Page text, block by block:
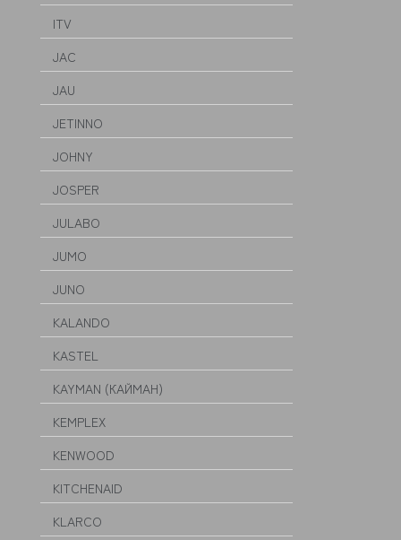
ITV
JAC
JAU
JETINNO
JOHNY
JOSPER
JULABO
JUMO
JUNO
KALANDO
KASTEL
KAYMAN (КАЙМАН)
KEMPLEX
KENWOOD
KITCHENAID
KLARCO